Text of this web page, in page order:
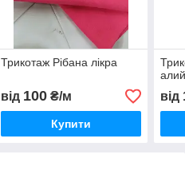
Трикотаж Рібана лікра
від 100₴/м
Купити
від